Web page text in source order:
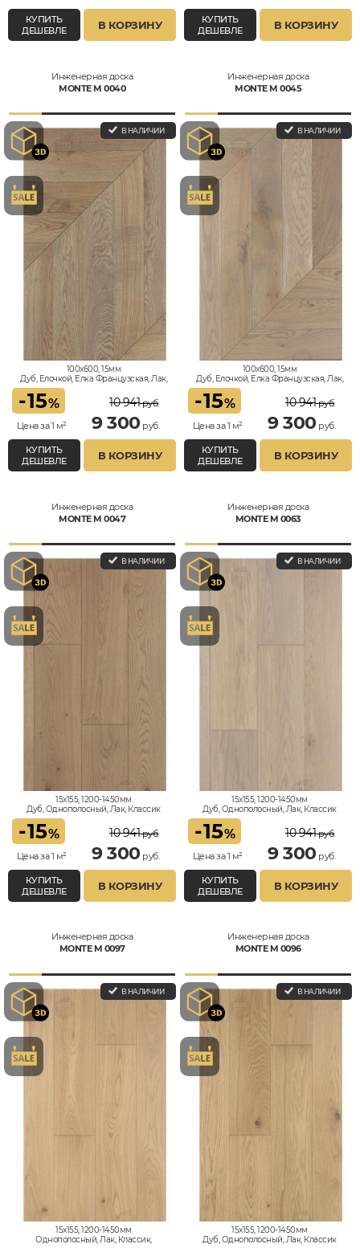
КУПИТЬ
ДЕШЕВЛЕ
В КОРЗИНУ
КУПИТЬ
ДЕШЕВЛЕ
В КОРЗИНУ
Инженерная доска
MONTE M 0040
В НАЛИЧИИ
100x600, 15мм
Дуб, Елочкой, Елка Французская, Лак,
-15%
Цена за 1 м²
10 941руб.
9 300 руб.
КУПИТЬ
ДЕШЕВЛЕ
В КОРЗИНУ
Инженерная доска
MONTE M 0045
В НАЛИЧИИ
100x600, 15мм
Дуб, Елочкой, Елка Французская, Лак,
-15%
Цена за 1 м²
10 941руб.
9 300 руб.
КУПИТЬ
ДЕШЕВЛЕ
В КОРЗИНУ
Инженерная доска
MONTE M 0047
В НАЛИЧИИ
15x155, 1200-1450мм
Дуб, Однополосный, Лак, Классик
-15%
Цена за 1 м²
10 941руб.
9 300 руб.
КУПИТЬ
ДЕШЕВЛЕ
В КОРЗИНУ
Инженерная доска
MONTE M 0063
В НАЛИЧИИ
15x155, 1200-1450мм
Дуб, Однополосный, Лак, Классик
-15%
Цена за 1 м²
10 941руб.
9 300 руб.
КУПИТЬ
ДЕШЕВЛЕ
В КОРЗИНУ
Инженерная доска
MONTE M 0097
В НАЛИЧИИ
15x155, 1200-1450мм
Однополосный, Лак, Классик,
Инженерная доска
MONTE M 0096
В НАЛИЧИИ
15x155, 1200-1450мм
Дуб, Однополосный, Лак, Классик